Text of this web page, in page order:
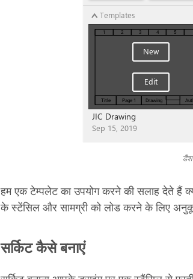
हम एक टेम्पलेट का उपयोग करने की सलाह देते हैं
के स्टेंसिल और सामग्री को लोड करने के लिए
सर्किट कैसे बनाएं